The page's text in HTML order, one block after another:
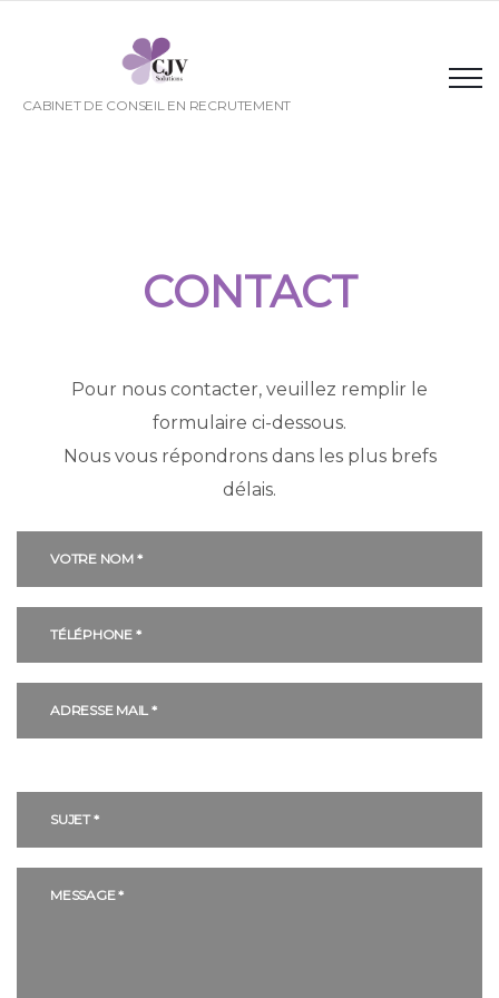
CABINET DE CONSEIL EN RECRUTEMENT
CONTACT
Pour nous contacter, veuillez remplir le
formulaire ci-dessous.
Nous vous répondrons dans les plus brefs
délais.